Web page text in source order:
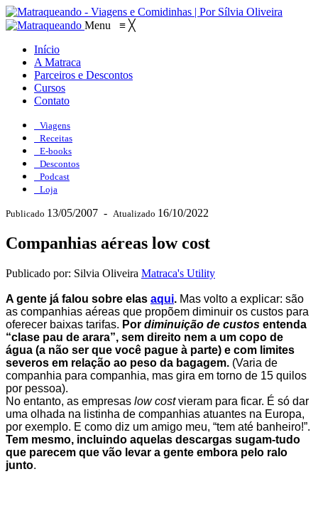
Menu ≡ ╳
Início
A Matraca
Parceiros e Descontos
Cursos
Contato
Viagens
Receitas
E-books
Descontos
Podcast
Loja
Publicado 13/05/2007 - Atualizado 16/10/2022
Companhias aéreas low cost
Publicado por: Silvia Oliveira Matraca's Utility
A gente já falou sobre elas aqui. Mas volto a explicar: são
as companhias aéreas que propõem diminuir os custos para
oferecer baixas tarifas. Por diminuição de custos entenda
“clase pau de arara”, sem direito nem a um copo de
água (a não ser que você pague à parte) e com limites
severos em relação ao peso da bagagem. (Varia de
companhia para companhia, mas gira em torno de 15 quilos
por pessoa).
No entanto, as empresas low costvieram para ficar. É só dar
uma olhada na listinha de companhias atuantes na Europa,
por exemplo. E como diz um amigo meu, “tem até banheiro!”.
Tem mesmo, incluindo aquelas descargas sugam-tudo
que parecem que vão levar a gente embora pelo ralo
junto.